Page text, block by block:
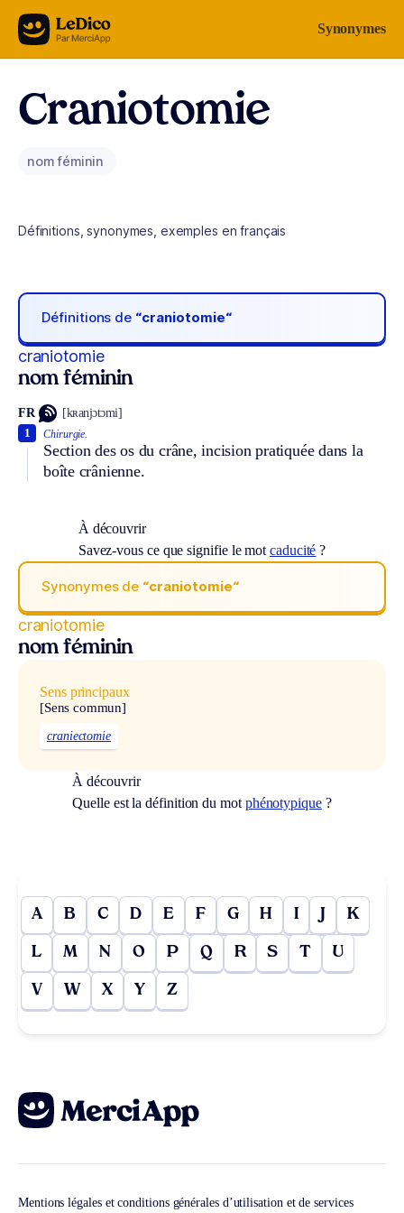
Aller au contenu Synonymes
Craniotomie
nom féminin
Définitions, synonymes, exemples en français
Définitions de “craniotomie“
craniotomie
nom féminin
FR [kʀanjɔtɔmi]
Chirurgie.
Section des os du crâne, incision pratiquée dans la
boîte crânienne.
1
À découvrir
Savez-vous ce que signifie le motcaducité ?
Synonymes de “craniotomie“
craniotomie
nom féminin
Sens principaux
[Sens commun]
craniectomie
À découvrir
Quelle est la définition du mot phénotypique?
A B C D E F G H I J K
L M N O P Q R S T U
V W X Y Z
Mentions légales et conditions générales d’utilisation et de services